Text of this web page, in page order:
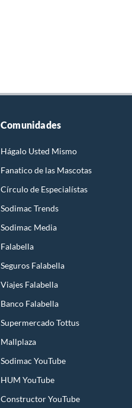
Comunidades
Hágalo Usted Mismo
Fanatico de las Mascotas
Círculo de Especialístas
Sodimac Trends
Sodimac Media
Falabella
Seguros Falabella
Viajes Falabella
Banco Falabella
Supermercado Tottus
Mallplaza
Sodimac YouTube
HUM YouTube
Constructor YouTube